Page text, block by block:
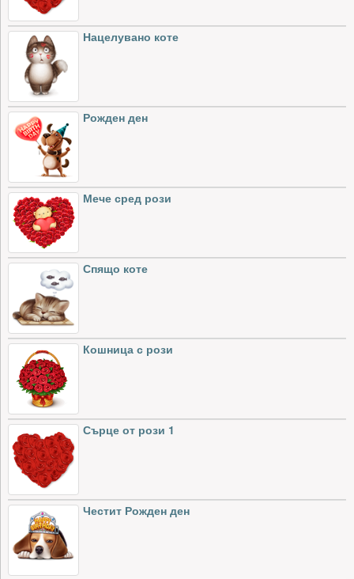
Нацелувано коте
Рожден ден
Мече сред рози
Спящо коте
Кошница с рози
Сърце от рози 1
Честит Рожден ден